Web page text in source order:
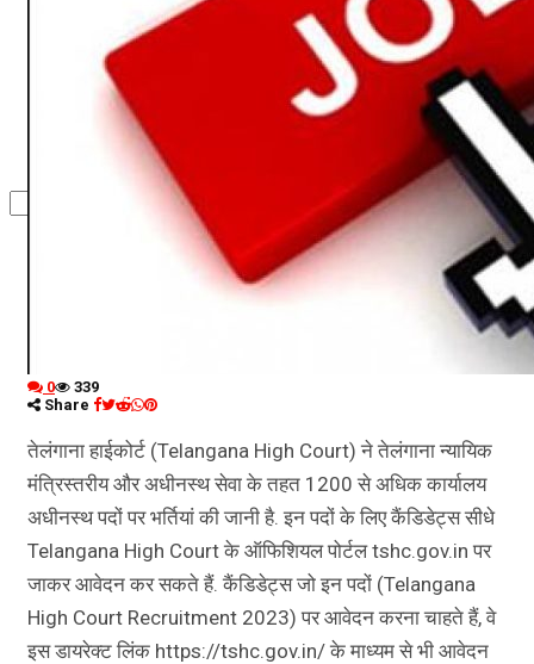
धर्म
विज्ञान तकनीकी
0
339
Share
तेलंगाना हाईकोर्ट (Telangana High Court) ने तेलंगाना न्यायिक
मंत्रिस्तरीय और अधीनस्थ सेवा के तहत 1200 से अधिक कार्यालय
अधीनस्थ पदों पर भर्तियां की जानी है. इन पदों के लिए कैंडिडेट्स सीधे
Telangana High Court के ऑफिशियल पोर्टल tshc.gov.in पर
जाकर आवेदन कर सकते हैं. कैंडिडेट्स जो इन पदों (Telangana
High Court Recruitment 2023) पर आवेदन करना चाहते हैं, वे
इस डायरेक्ट लिंक https://tshc.gov.in/ के माध्यम से भी आवेदन